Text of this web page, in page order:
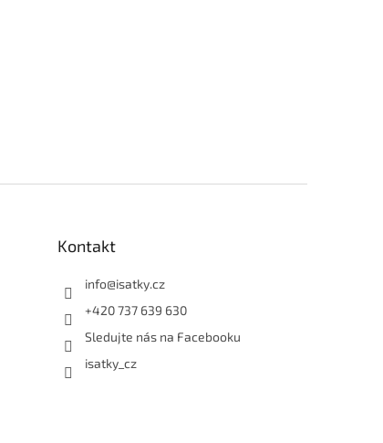
Kontakt
info@isatky.cz
+420 737 639 630
Sledujte nás na Facebooku
isatky_cz